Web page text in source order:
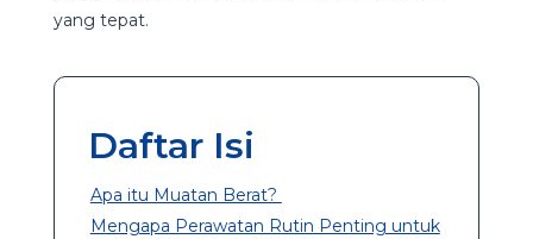
yang tepat.
Daftar Isi
Apa itu Muatan Berat?
Mengapa Perawatan Rutin Penting untuk